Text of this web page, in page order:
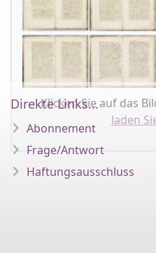
Klicken Sie auf das
laden
Direkte Links...
Abonnement
Frage/Antwort
Haftungsausschluss